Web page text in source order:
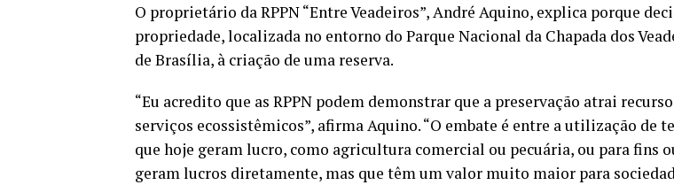
O proprietário da RPPN “Entre Veadeiros”, André Aquino, explica porque
propriedade, localizada no entorno do Parque Nacional da Chapada dos
de Brasília, à criação de uma reserva.
“Eu acredito que as RPPN podem demonstrar que a preservação atrai
serviços ecossistêmicos”, afirma Aquino. “O embate é entre a utilização de
que hoje geram lucro, como agricultura comercial ou pecuária, ou para fins
geram lucros diretamente, mas que têm um valor muito maior para